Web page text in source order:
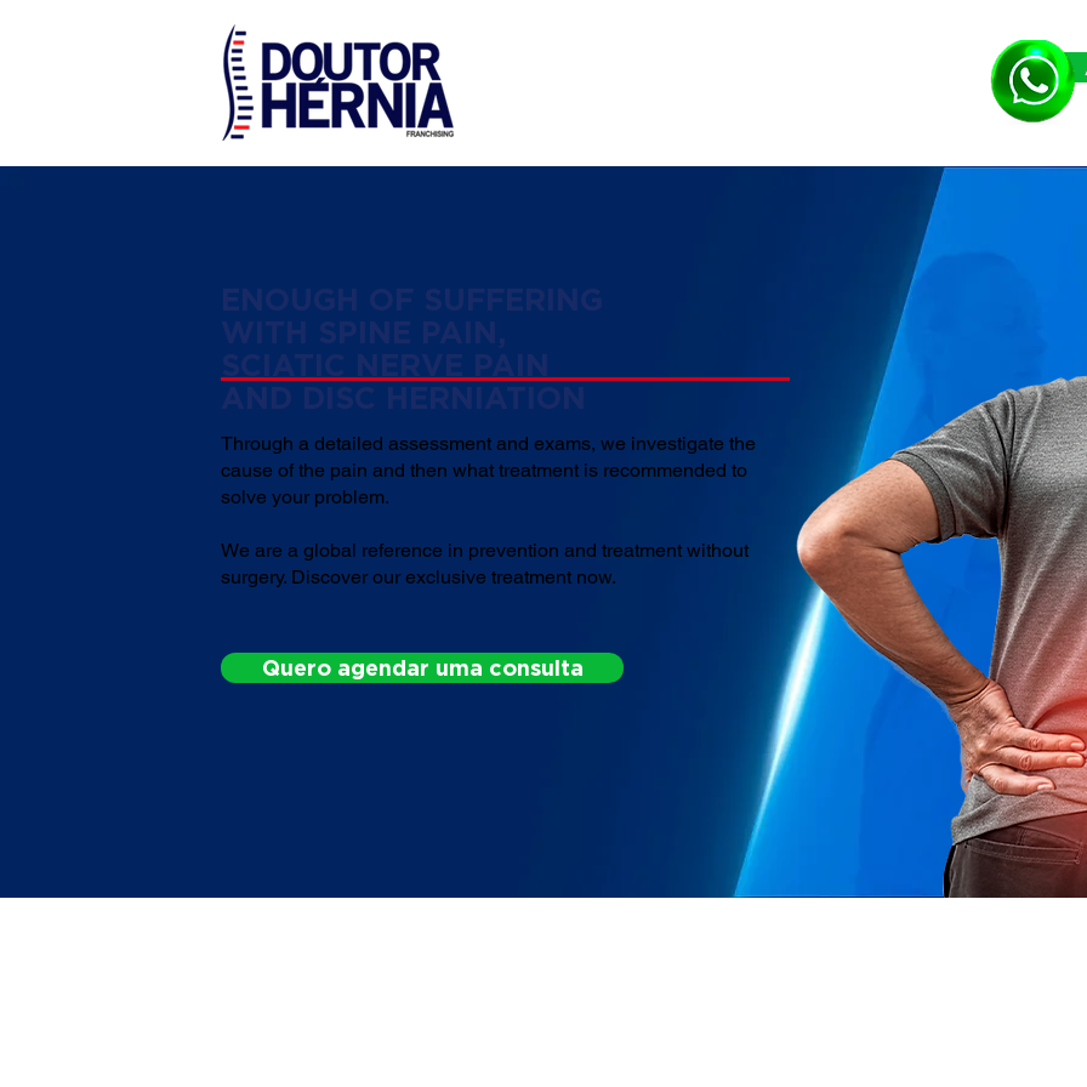
Through a detailed assessment and exams, we investigate the
cause of the pain and then what treatment is recommended to
solve your problem.
We are a global reference in prevention and treatment without
surgery. Discover our exclusive treatment now.
ENOUGH OF SUFFERING
WITH SPINE PAIN,
SCIATIC NERVE PAIN
AND DISC HERNIATION
Quero agendar uma consulta